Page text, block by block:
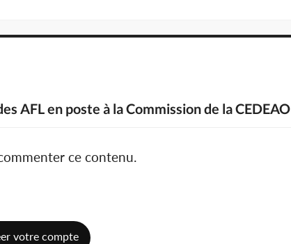
AFL en poste à la Commission de la CEDEAO
ce contenu.
votre compte